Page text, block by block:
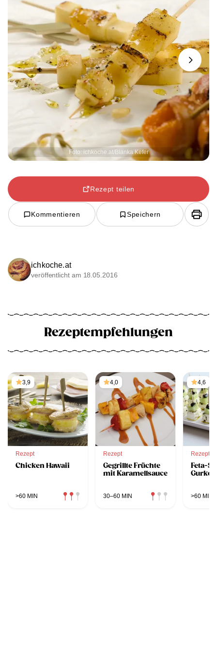
Foto: ichkoche.at/Blanka Kefer
Next
Rezept teilen
Kommentieren Speichern
ichkoche.at
veröffentlicht am 18.05.2016
Rezeptempfehlungen
3,9
Rezept
Chicken Hawaii
>60 MIN
4,0
Rezept
Gegrillte Früchte
mit Karamellsauce
30–60 MIN
4,6
Rezept
Feta-
Gurke
>60 MIN